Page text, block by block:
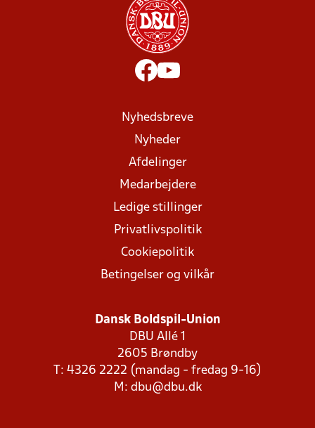
Nyhedsbreve
Nyheder
Afdelinger
Medarbejdere
Ledige stillinger
Privatlivspolitik
Cookiepolitik
Betingelser og vilkår
Dansk Boldspil-Union
DBU Allé 1
2605 Brøndby
T: 4326 2222 (mandag - fredag 9-16)
M: dbu@dbu.dk